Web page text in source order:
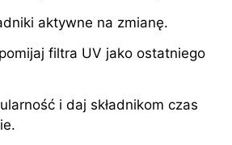
aktywne na zmianę.
filtra UV jako ostatniego
i daj składnikom czas